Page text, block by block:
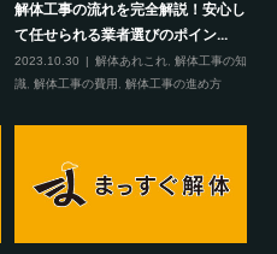
解体工事の流れを完全解説！安心し
て任せられる業者選びのポイン...
2023.10.30 解体あれこれ
解体工事の知
識
解体工事の費用 解体工事の進め方